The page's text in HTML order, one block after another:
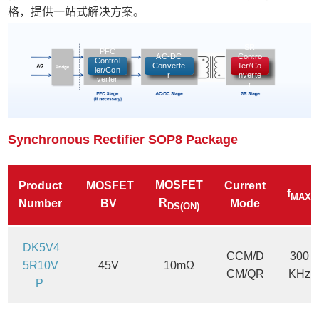
格，提供一站式解决方案。
PFC
Control
ler/Con
verter
AC-DC
Converte
r
Contro
ller/Co
nverte
r
SM7
TO252
SOP8
Synchronous Rectifier SOP8 Package
Product
Number
MOSFET
BV
MOSFET
RDS(ON)
Current
Mode
fMAX
DK5V4
5R10V
P
45V 10mΩ
CCM/D
CM/QR
300
KHz